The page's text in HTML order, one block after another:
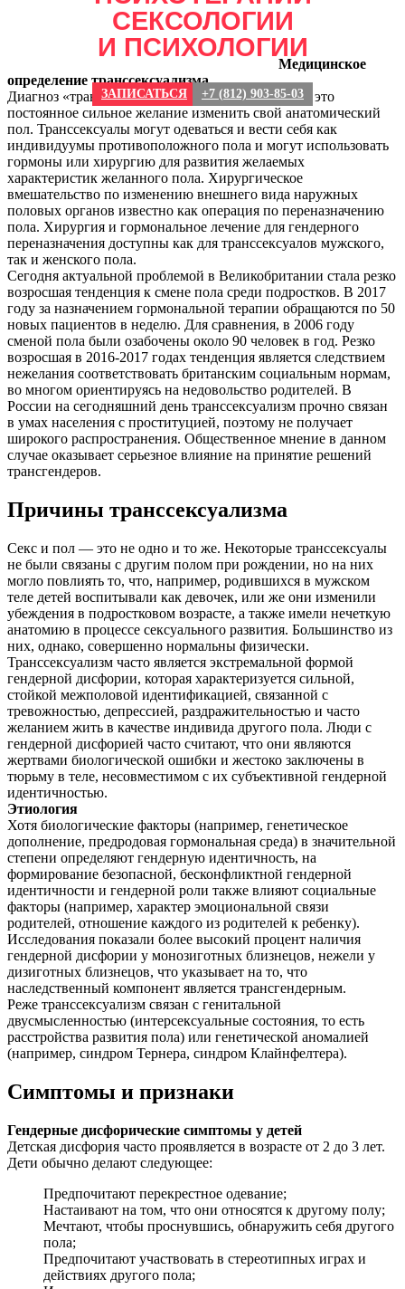
СЕКСОЛОГИИ
И ПСИХОЛОГИИ
ЗАПИСАТЬСЯ +7 (812) 903-85-03
психотерапевта
Медицинское
определение транссексуализма
Диагноз «транссексуализм» (F-64 по МКБ-10) — это
постоянное сильное желание изменить свой анатомический
пол. Транссексуалы могут одеваться и вести себя как
индивидуумы противоположного пола и могут использовать
гормоны или хирургию для развития желаемых
характеристик желанного пола. Хирургическое
вмешательство по изменению внешнего вида наружных
половых органов известно как операция по переназначению
пола. Хирургия и гормональное лечение для гендерного
переназначения доступны как для транссексуалов мужского,
так и женского пола.
Сегодня актуальной проблемой в Великобритании стала резко
возросшая тенденция к смене пола среди подростков. В 2017
году за назначением гормональной терапии обращаются по 50
новых пациентов в неделю. Для сравнения, в 2006 году
сменой пола были озабочены около 90 человек в год. Резко
возросшая в 2016-2017 годах тенденция является следствием
нежелания соответствовать британским социальным нормам,
во многом ориентируясь на недовольство родителей. В
России на сегодняшний день транссексуализм прочно связан
в умах населения с проституцией, поэтому не получает
широкого распространения. Общественное мнение в данном
случае оказывает серьезное влияние на принятие решений
трансгендеров.
Причины транссексуализма
Секс и пол — это не одно и то же. Некоторые транссексуалы
не были связаны с другим полом при рождении, но на них
могло повлиять то, что, например, родившихся в мужском
теле детей воспитывали как девочек, или же они изменили
убеждения в подростковом возрасте, а также имели нечеткую
анатомию в процессе сексуального развития. Большинство из
них, однако, совершенно нормальны физически.
Транссексуализм часто является экстремальной формой
гендерной дисфории, которая характеризуется сильной,
стойкой межполовой идентификацией, связанной с
тревожностью, депрессией, раздражительностью и часто
желанием жить в качестве индивида другого пола. Люди с
гендерной дисфорией часто считают, что они являются
жертвами биологической ошибки и жестоко заключены в
тюрьму в теле, несовместимом с их субъективной гендерной
идентичностью.
Этиология
Хотя биологические факторы (например, генетическое
дополнение, предродовая гормональная среда) в значительной
степени определяют гендерную идентичность, на
формирование безопасной, бесконфликтной гендерной
идентичности и гендерной роли также влияют социальные
факторы (например, характер эмоциональной связи
родителей, отношение каждого из родителей к ребенку).
Исследования показали более высокий процент наличия
гендерной дисфории у монозиготных близнецов, нежели у
дизиготных близнецов, что указывает на то, что
наследственный компонент является трансгендерным.
Реже транссексуализм связан с генитальной
двусмысленностью (интерсексуальные состояния, то есть
расстройства развития пола) или генетической аномалией
(например, синдром Тернера, синдром Клайнфелтера).
Симптомы и признаки
Гендерные дисфорические симптомы у детей
Детская дисфория часто проявляется в возрасте от 2 до 3 лет.
Дети обычно делают следующее:
Предпочитают перекрестное одевание;
Настаивают на том, что они относятся к другому полу;
Мечтают, чтобы проснувшись, обнаружить себя другого
пола;
Предпочитают участвовать в стереотипных играх и
действиях другого пола;